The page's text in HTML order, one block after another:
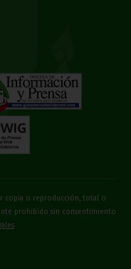
copia o reproducción, total o
prohibido sin consentimiento